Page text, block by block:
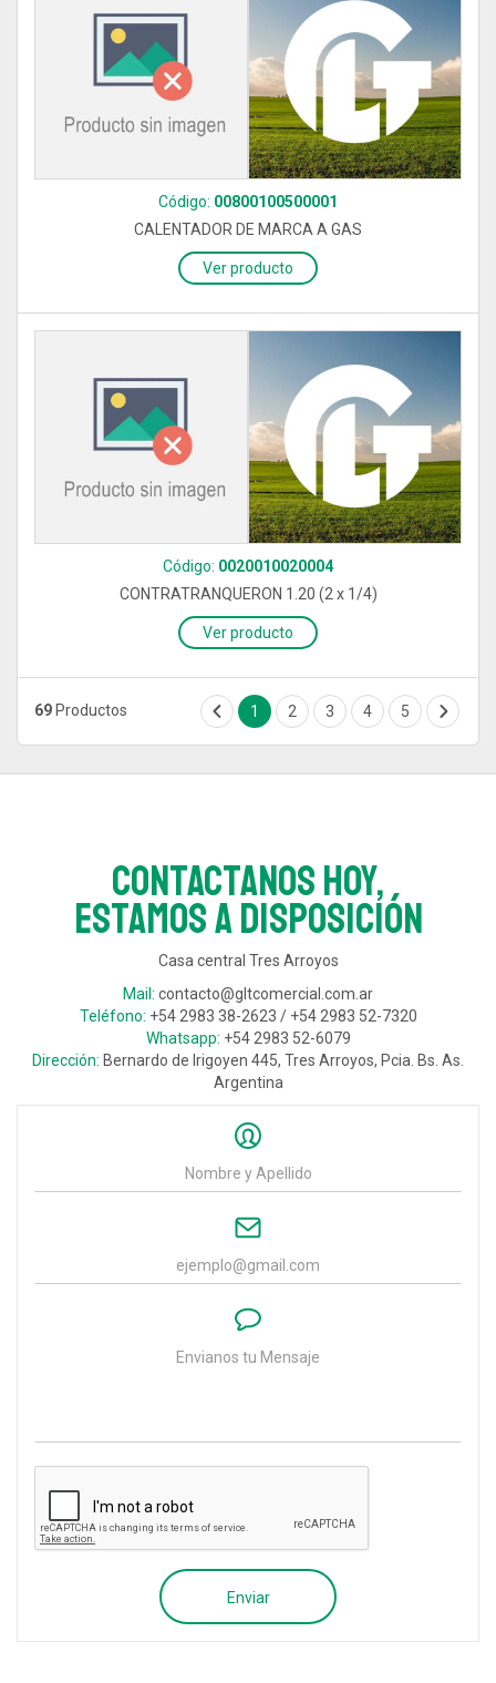
Código: 00800100500001
CALENTADOR DE MARCA A GAS
Ver producto
Código: 0020010020004
CONTRATRANQUERON 1.20 (2 x 1/4)
Ver producto
69 Productos 1 2 3 4 5
Contactanos hoy,
estamos a disposición
Casa central Tres Arroyos
Mail: contacto@gltcomercial.com.ar
Teléfono: +54 2983 38-2623 / +54 2983 52-7320
Whatsapp: +54 2983 52-6079
Dirección: Bernardo de Irigoyen 445, Tres Arroyos, Pcia. Bs. As.
Argentina